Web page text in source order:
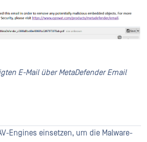
E-Mail über MetaDefender Email
Engines einsetzen, um die Malware-